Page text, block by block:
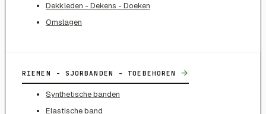
Dekkleden - Dekens - Doeken
Omslagen
RIEMEN - SJORBANDEN - TOEBEHOREN →
Synthetische banden
Elastische band